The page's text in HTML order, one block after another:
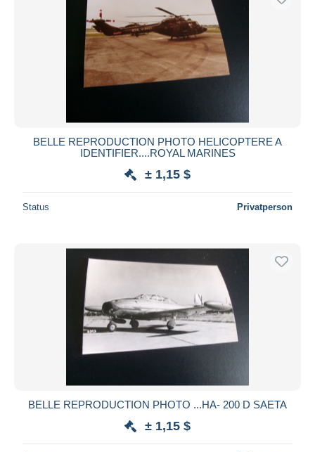
BELLE REPRODUCTION PHOTO HELICOPTERE A
IDENTIFIER....ROYAL MARINES
± 1,15 $
Status Privatperson
BELLE REPRODUCTION PHOTO ...HA- 200 D SAETA
± 1,15 $